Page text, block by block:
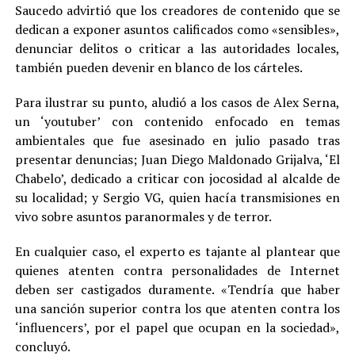
Saucedo advirtió que los creadores de contenido que se
dedican a exponer asuntos calificados como «sensibles»,
denunciar delitos o criticar a las autoridades locales,
también pueden devenir en blanco de los cárteles.
Para ilustrar su punto, aludió a los casos de Alex Serna,
un ‘youtuber’ con contenido enfocado en temas
ambientales que fue asesinado en julio pasado tras
presentar denuncias; Juan Diego Maldonado Grijalva, ‘El
Chabelo’, dedicado a criticar con jocosidad al alcalde de
su localidad; y Sergio VG, quien hacía transmisiones en
vivo sobre asuntos paranormales y de terror.
En cualquier caso, el experto es tajante al plantear que
quienes atenten contra personalidades de Internet
deben ser castigados duramente. «Tendría que haber
una sanción superior contra los que atenten contra los
‘influencers’, por el papel que ocupan en la sociedad»,
concluyó.